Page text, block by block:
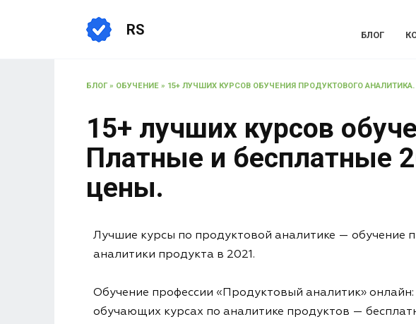
RS БЛОГ
БЛОГ» ОБУЧЕНИЕ » 15+ ЛУЧШИХ КУРСОВ ОБУЧЕНИЯ ПРОДУКТОВОГО
15+ лучших курсов
Платные и бесплатные
цены.
Лучшие курсы по продуктовой аналитике — обучение
аналитики продукта в 2021.
Обучение профессии «Продуктовый аналитик»
обучающих курсах по аналитике продуктов —